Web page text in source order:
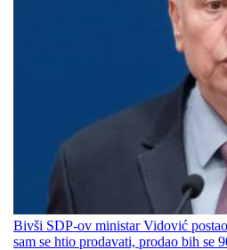
Bivši SDP-ov ministar Vidović
sam se htio prodavati, prodao bih se